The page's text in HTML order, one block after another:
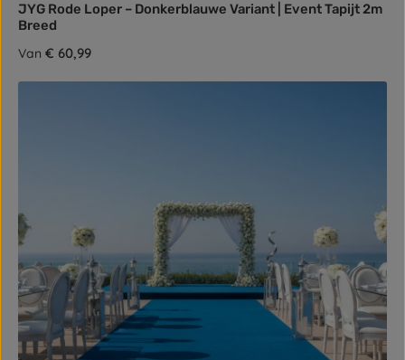
JYG Rode Loper – Donkerblauwe Variant | Event Tapijt 2m
Breed
Normale prijs:
Van € 60,99